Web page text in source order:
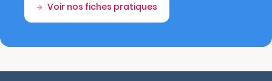
Voir nos fiches pratiques